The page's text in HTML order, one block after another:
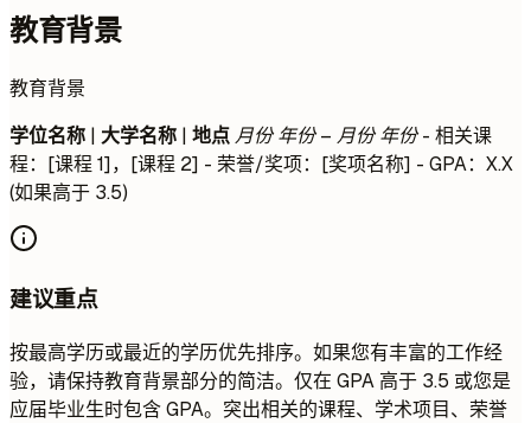
教育背景
教育背景
学位名称 | 大学名称 | 地点 月份 年份 – 月份 年份- 相关课
程：[课程 1]，[课程 2] - 荣誉/奖项：[奖项名称] - GPA：X.X
(如果高于 3.5)
建议重点
按最高学历或最近的学历优先排序。如果您有丰富的工作经
验，请保持教育背景部分的简洁。仅在 GPA 高于 3.5 或您是
应届毕业生时包含 GPA。突出相关的课程、学术项目、荣誉